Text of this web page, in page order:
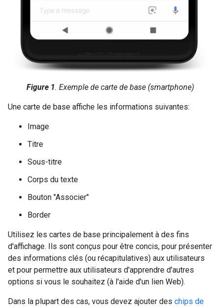
Figure 1. Exemple de carte de base (smartphone)
Une carte de base affiche les informations suivantes:
Image
Titre
Sous-titre
Corps du texte
Bouton "Associer"
Border
Utilisez les cartes de base principalement à des fins
d'affichage. Ils sont conçus pour être concis, pour présenter
des informations clés (ou récapitulatives) aux utilisateurs
et pour permettre aux utilisateurs d'apprendre d'autres
options si vous le souhaitez (à l'aide d'un lien Web).
Dans la plupart des cas, vous devez ajouter des chips de